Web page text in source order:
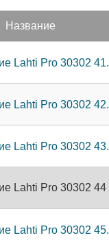
Название
Lahti Pro 30302 41.
Lahti Pro 30302 42.
Lahti Pro 30302 43.
Lahti Pro 30302 44
Lahti Pro 30302 45.